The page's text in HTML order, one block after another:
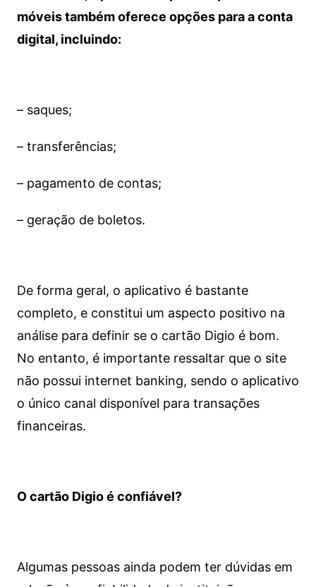
móveis também oferece opções para a conta
digital, incluindo:
– saques;
– transferências;
– pagamento de contas;
– geração de boletos.
De forma geral, o aplicativo é bastante
completo, e constitui um aspecto positivo na
análise para definir se o cartão Digio é bom.
No entanto, é importante ressaltar que o site
não possui internet banking, sendo o aplicativo
o único canal disponível para transações
financeiras.
O cartão Digio é confiável?
Algumas pessoas ainda podem ter dúvidas em